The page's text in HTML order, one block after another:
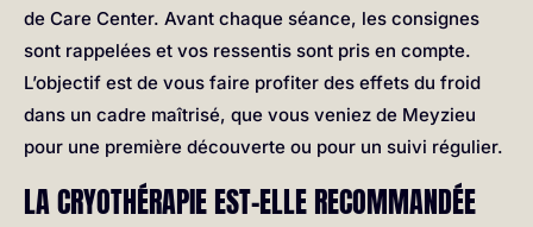
de Care Center. Avant chaque séance, les consignes
sont rappelées et vos ressentis sont pris en compte.
L’objectif est de vous faire profiter des effets du froid
dans un cadre maîtrisé, que vous veniez de Meyzieu
pour une première découverte ou pour un suivi régulier.
LA CRYOTHÉRAPIE EST-ELLE RECOMMANDÉE